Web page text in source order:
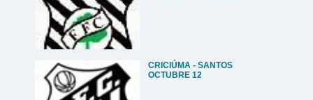
CRICIÚMA - SANTOS
OCTUBRE 12